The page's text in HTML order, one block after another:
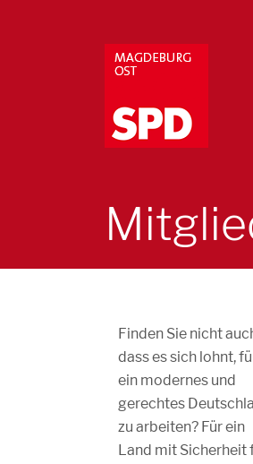
Finden Sie nicht
dass es sich lohnt,
ein modernes und
gerechtes
zu arbeiten? Für ein
Land mit Sicherheit